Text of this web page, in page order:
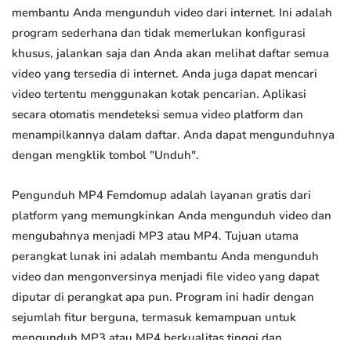
membantu Anda mengunduh video dari internet. Ini adalah
program sederhana dan tidak memerlukan konfigurasi
khusus, jalankan saja dan Anda akan melihat daftar semua
video yang tersedia di internet. Anda juga dapat mencari
video tertentu menggunakan kotak pencarian. Aplikasi
secara otomatis mendeteksi semua video platform dan
menampilkannya dalam daftar. Anda dapat mengunduhnya
dengan mengklik tombol "Unduh".
Pengunduh MP4 Femdomup adalah layanan gratis dari
platform yang memungkinkan Anda mengunduh video dan
mengubahnya menjadi MP3 atau MP4. Tujuan utama
perangkat lunak ini adalah membantu Anda mengunduh
video dan mengonversinya menjadi file video yang dapat
diputar di perangkat apa pun. Program ini hadir dengan
sejumlah fitur berguna, termasuk kemampuan untuk